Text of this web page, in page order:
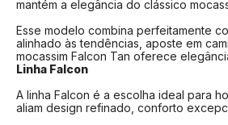
mantém a elegância do clássico
Esse modelo combina perfeitamente
alinhado às tendências, aposte em
mocassim Falcon Tan oferece
Linha Falcon
A linha Falcon é a escolha ideal para
aliam design refinado, conforto